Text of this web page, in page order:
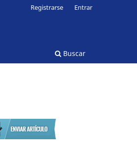
Buscar
Registrarse Entrar